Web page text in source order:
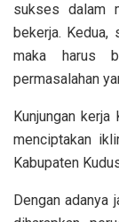
sukses dalam
bekerja. Kedua,
maka harus
permasalahan
Kunjungan
menciptakan
Kabupaten
Dengan adanya